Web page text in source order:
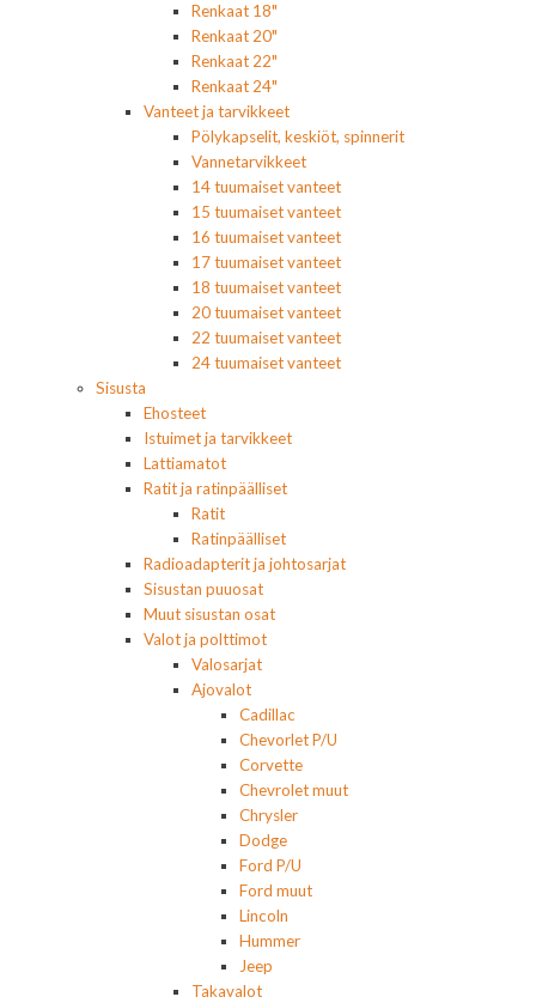
Renkaat 18"
Renkaat 20"
Renkaat 22"
Renkaat 24"
Vanteet ja tarvikkeet
Pölykapselit, keskiöt, spinnerit
Vannetarvikkeet
14 tuumaiset vanteet
15 tuumaiset vanteet
16 tuumaiset vanteet
17 tuumaiset vanteet
18 tuumaiset vanteet
20 tuumaiset vanteet
22 tuumaiset vanteet
24 tuumaiset vanteet
Sisusta
Ehosteet
Istuimet ja tarvikkeet
Lattiamatot
Ratit ja ratinpäälliset
Ratit
Ratinpäälliset
Radioadapterit ja johtosarjat
Sisustan puuosat
Muut sisustan osat
Valot ja polttimot
Valosarjat
Ajovalot
Cadillac
Chevorlet P/U
Corvette
Chevrolet muut
Chrysler
Dodge
Ford P/U
Ford muut
Lincoln
Hummer
Jeep
Takavalot